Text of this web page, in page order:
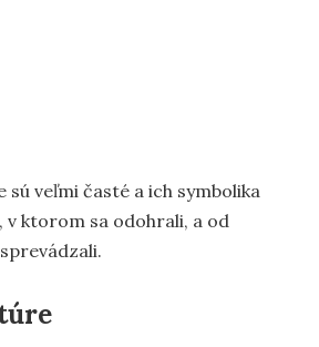
sú veľmi časté a ich symbolika
v ktorom sa odohrali, a od